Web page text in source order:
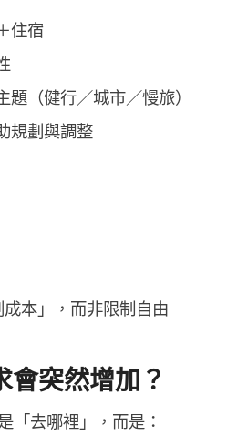
住宿
題（健行／城市／慢旅）
規劃與調整
本」，而非限制自由
會突然增加？
「去哪裡」，而是：